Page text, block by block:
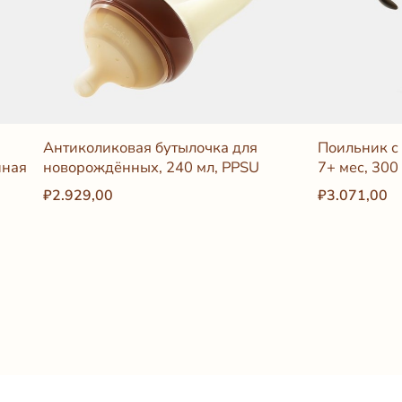
Антиколиковая бутылочка для
новорождённых, 240 мл, PPSU
₽2.929,00
Поильник
7+ мес,
₽3.071,00